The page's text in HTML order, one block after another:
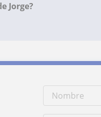
Jorge?